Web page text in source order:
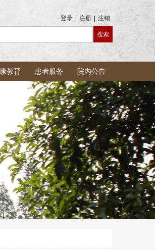
登录 注册 注销
教育 患者服务 院内公告